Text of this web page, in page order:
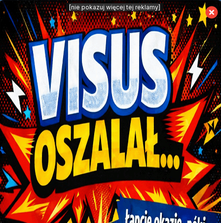
Przymierzalnia 3D
Skanowanie Twarzy
Najnowsze Technologie W Visusie
Yuniku to skanowanie i analiza rysów Twojej
twarzy oraz wykonanie opraw w technologii
druku 3D co pozwala na IDEALNE dobranie
opraw
Przymierzalnia 3D
Przymierzalnia w technologii AR używa
wbudowaną kamerę w Twoim urządzeniu i
modal-check
[nie pokazuj więcej tej reklamy]